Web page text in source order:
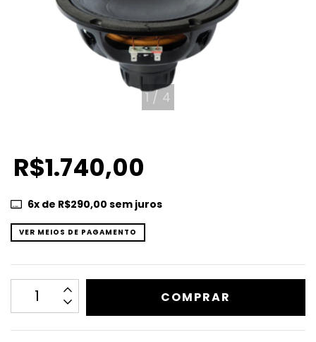
1/ 4
R$1.740,00
6x de R$290,00 sem juros
VER MEIOS DE PAGAMENTO